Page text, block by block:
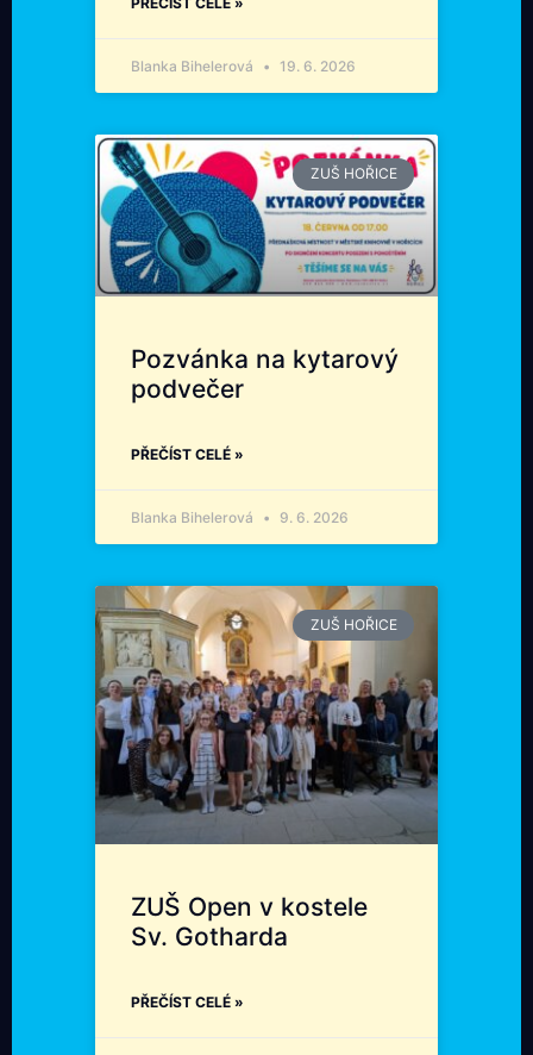
Blanka Bihelerová 19. 6. 2026
ZUŠ HOŘICE
Pozvánka na kytarový
podvečer
PŘEČÍST CELÉ »
Blanka Bihelerová 9. 6. 2026
ZUŠ HOŘICE
ZUŠ Open v kostele
Sv. Gotharda
PŘEČÍST CELÉ »